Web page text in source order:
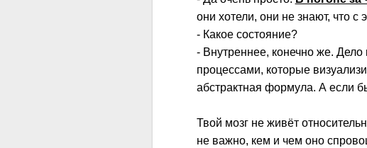
они хотели, они не знают, что с
- Какое состояние?
- Внутреннее, конечно же. Дело
процессами, которые
абстрактная формула. А если
Твой мозг не живёт
не важно, кем и чем оно